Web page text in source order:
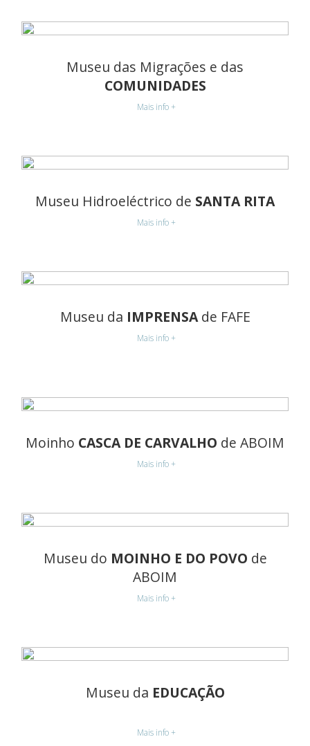
Museu das Migrações e das
COMUNIDADES
Mais info +
Museu Hidroeléctrico de SANTA RITA
Mais info +
Museu da IMPRENSAde FAFE
Mais info +
Moinho CASCA DE CARVALHO de ABOIM
Mais info +
Museu do MOINHO E DO POVO de
ABOIM
Mais info +
Museu da EDUCAÇÃO
Mais info +